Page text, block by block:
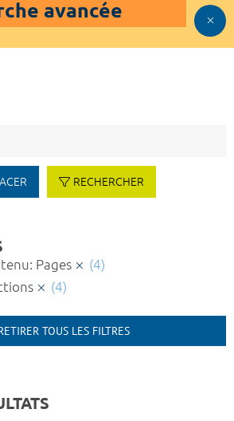
avancée
RECHERCHER
Pages
(4)
(4)
TOUS LES FILTRES